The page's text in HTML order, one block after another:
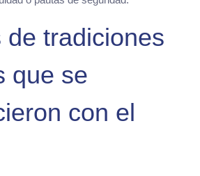
de tradiciones
que se
con el